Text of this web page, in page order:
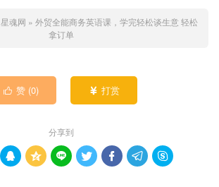
星魂网 » 外贸全能商务英语课，学完轻松谈生意 轻松
拿订单
 赞 (0)  打赏
分享到
      